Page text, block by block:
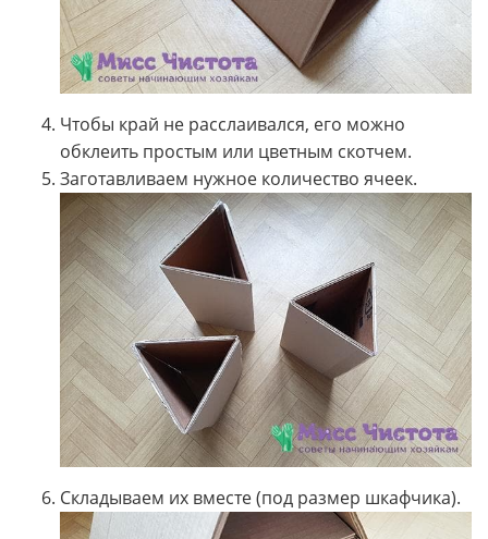
Чтобы край не расслаивался, его можно
обклеить простым или цветным скотчем.
Заготавливаем нужное количество ячеек.
Складываем их вместе (под размер шкафчика).